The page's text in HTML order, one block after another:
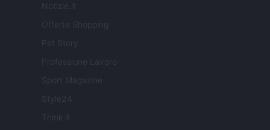
Notizie.it
Offerte Shopping
Pet Story
Professione Lavoro
Sport Magazine
Style24
Think.it